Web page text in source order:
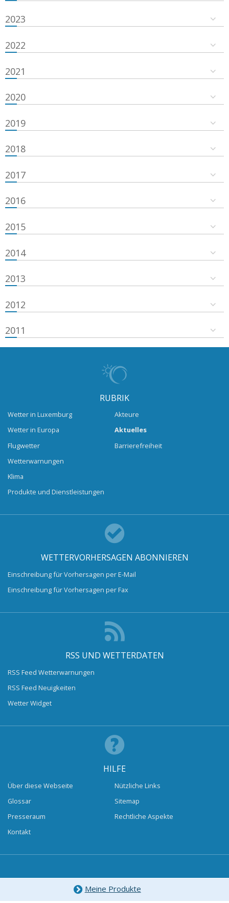
2023
2022
2021
2020
2019
2018
2017
2016
2015
2014
2013
2012
2011
RUBRIK
Wetter in Luxemburg
Wetter in Europa
Flugwetter
Wetterwarnungen
Klima
Produkte und Dienstleistungen
Akteure
Aktuelles
Barrierefreiheit
WETTERVORHERSAGEN ABONNIEREN
Einschreibung für Vorhersagen per E-Mail
Einschreibung für Vorhersagen per Fax
RSS UND WETTERDATEN
RSS Feed Wetterwarnungen
RSS Feed Neuigkeiten
Wetter Widget
HILFE
Über diese Webseite
Glossar
Presseraum
Kontakt
Nützliche Links
Sitemap
Rechtliche Aspekte
Meine Produkte